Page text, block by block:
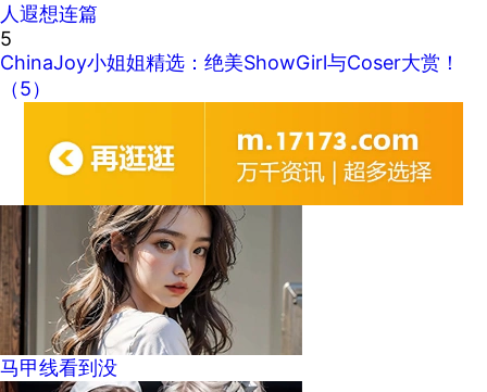
人遐想连篇
5
ChinaJoy小姐姐精选：绝美ShowGirl与Coser大赏！
（5）
马甲线看到没